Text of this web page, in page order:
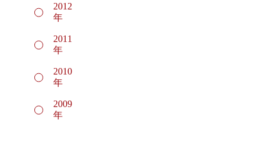
2012
年
2011
年
2010
年
2009
年